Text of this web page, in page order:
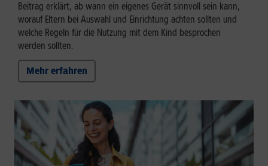
Beitrag erklärt, ab wann ein eigenes Gerät sinnvoll sein kann,
worauf Eltern bei Auswahl und Einrichtung achten sollten und
welche Regeln für die Nutzung mit dem Kind besprochen
werden sollten.
Mehr erfahren